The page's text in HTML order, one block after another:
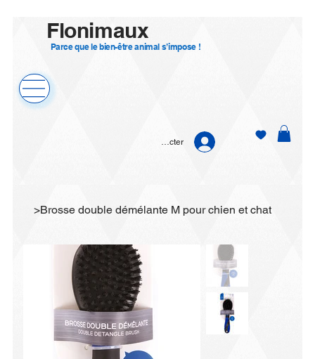
Flonimaux
Parce que le bien-être animal s’impose !
Se connecter
>Brosse double démélante M pour chien et chat